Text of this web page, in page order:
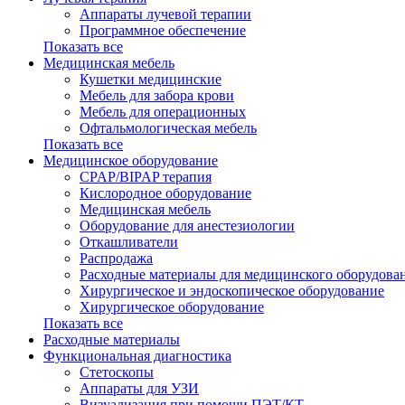
Аппараты лучевой терапии
Программное обеспечение
Показать все
Медицинская мебель
Кушетки медицинские
Мебель для забора крови
Мебель для операционных
Офтальмологическая мебель
Показать все
Медицинское оборудование
CPAP/BIPAP терапия
Кислородное оборудование
Медицинская мебель
Оборудование для анестезиологии
Откашливатели
Распродажа
Расходные материалы для медицинского
Хирургическое и эндоскопическое оборудование
Хирургическое оборудование
Показать все
Расходные материалы
Функциональная диагностика
Cтетоскопы
Аппараты для УЗИ